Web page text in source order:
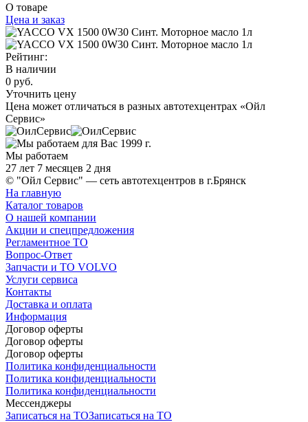
О товаре
Цена и заказ
Рейтинг:
В наличии
0 руб.
Уточнить цену
Цена может отличаться в разных автотехцентрах «Ойл
Сервис»
Мы работаем
27 лет 7 месяцев 2 дня
© "Ойл Сервис" — сеть автотехцентров в г.Брянск
На главную
Каталог товаров
О нашей компании
Акции и спецпредложения
Регламентное ТО
Вопрос-Ответ
Запчасти и ТО VOLVO
Услуги сервиса
Контакты
Доставка и оплата
Информация
Договор оферты
Договор оферты
Договор оферты
Политика конфиденциальности
Политика конфиденциальности
Политика конфиденциальности
Мессенджеры
Записаться на ТОЗаписаться на ТО